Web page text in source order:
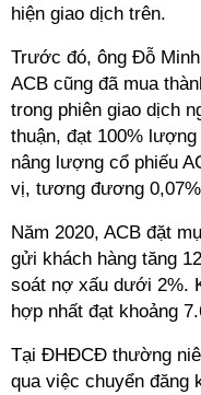
hiện giao dịch trên.
Trước đó, ông Đỗ
ACB cũng đã mua
trong phiên giao dịch
thuận, đạt 100%
nâng lượng cổ phiếu
vị, tương đương
Năm 2020, ACB đặt
gửi khách hàng tăng
soát nợ xấu dưới 2%.
hợp nhất đạt khoảng
Tại ĐHĐCĐ thường
qua việc chuyển đăng